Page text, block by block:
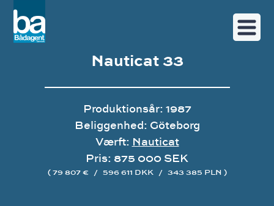
Nauticat 33
Produktionsår: 1987
Beliggenhed: Göteborg
Værft: Nauticat
Pris: 875 000 SEK
( 79 807 € / 596 611 DKK / 343 385 PLN )